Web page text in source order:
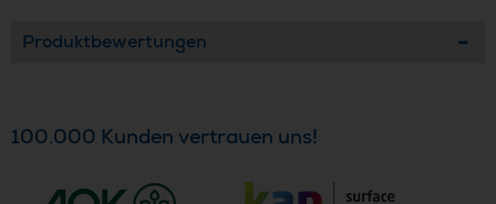
Produktbewertungen
100.000 Kunden vertrauen uns!